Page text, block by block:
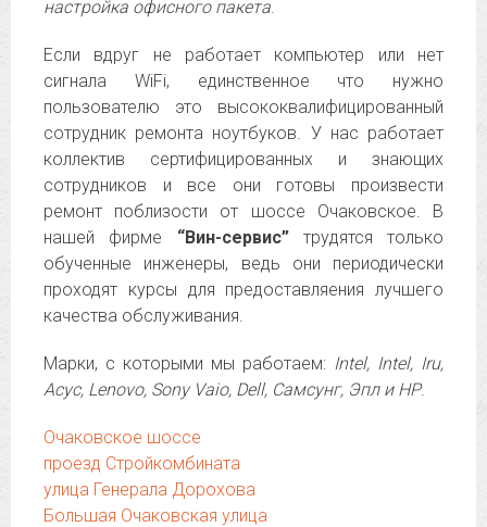
настройка офисного пакета.
Если вдруг не работает компьютер или нет
сигнала WiFi, единственное что нужно
пользователю это высококвалифицированный
сотрудник ремонта ноутбуков. У нас работает
коллектив сертифицированных и знающих
сотрудников и все они готовы произвести
ремонт поблизости от шоссе Очаковское. В
нашей фирме “Вин-сервис”трудятся только
обученные инженеры, ведь они периодически
проходят курсы для предоставляения лучшего
качества обслуживания.
Марки, с которыми мы работаем: Intel, Intel, Iru,
Асус, Lenovo, Sony Vaio, Dell, Самсунг, Эпл и HP.
Очаковское шоссе
проезд Стройкомбината
улица Генерала Дорохова
Большая Очаковская улица